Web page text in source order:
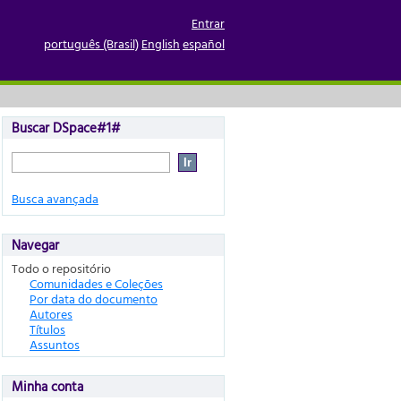
Entrar
português (Brasil)Englishespañol
Buscar DSpace#1#
Busca avançada
Navegar
Todo o repositório
Comunidades e Coleções
Por data do documento
Autores
Títulos
Assuntos
Minha conta